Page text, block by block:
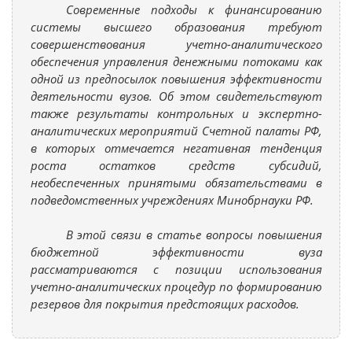
Современные подходы к финансированию
системы высшего образования требуют
совершенствования учетно-аналитического
обеспечения управления денежными потоками как
одной из предпосылок повышения эффективности
деятельности вузов. Об этом свидетельствуют
также результаты контрольных и экспертно-
аналитических мероприятий Счетной палаты РФ,
в которых отмечается негативная тенденция
роста остатков средств субсидий,
необеспеченных принятыми обязательствами в
подведомственных учреждениях Минобрнауки РФ.
В этой связи в статье вопросы повышения
бюджетной эффективности вуза
рассматриваются с позиции использования
учетно-аналитических процедур по формированию
резервов для покрытия предстоящих расходов.